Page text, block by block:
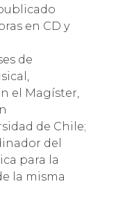
en CD y
de
el Magíster,
de Chile;
del
para la
la misma